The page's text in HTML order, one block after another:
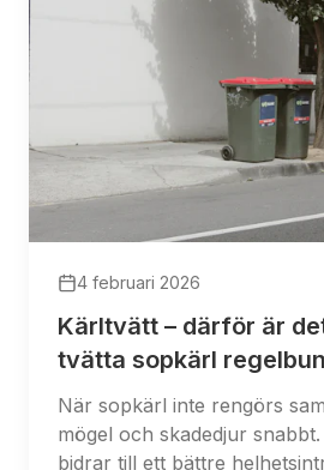
borde prioritera detta.
4 februari 2026
Kärltvätt – därför är
tvätta sopkärl
När sopkärl inte rengörs
mögel och skadedjur
bidrar till ett bättre